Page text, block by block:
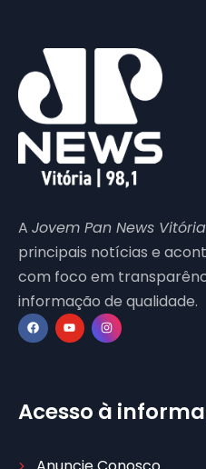
A Jovem Pan News Vitória
principais notícias e
com foco em
informação de qualidade.
Acesso à